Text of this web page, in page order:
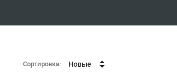
Сортировка: Новые